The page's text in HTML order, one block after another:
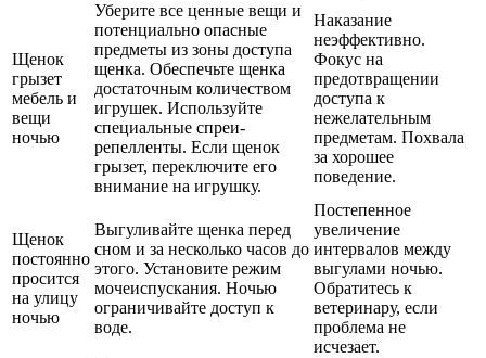
Щенок
грызет
мебель и
вещи
ночью
Уберите все ценные вещи и
потенциально опасные
предметы из зоны доступа
щенка. Обеспечьте щенка
достаточным количеством
игрушек. Используйте
специальные спреи-
репелленты. Если щенок
грызет, переключите его
внимание на игрушку.
Наказание
неэффективно.
Фокус на
предотвращении
доступа к
нежелательным
предметам. Похвала
за хорошее
поведение.
Щенок
постоянно
просится
на улицу
ночью
Выгуливайте щенка перед
сном и за несколько часов до
этого. Установите режим
мочеиспускания. Ночью
ограничивайте доступ к
воде.
Постепенное
увеличение
интервалов между
выгулами ночью.
Обратитесь к
ветеринару, если
проблема не
исчезает.